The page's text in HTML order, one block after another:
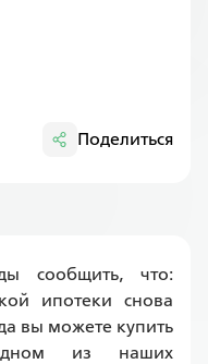
Поделиться
сообщить, что:
ипотеки снова
вы можете купить
из наших